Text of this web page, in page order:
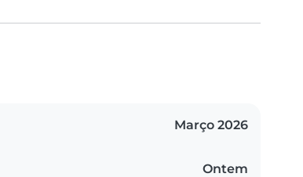
Março 2026
Ontem